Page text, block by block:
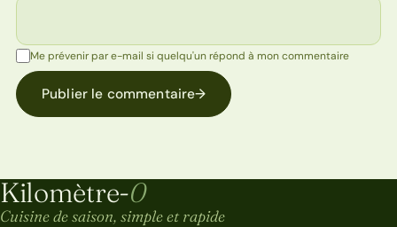
Me prévenir par e-mail si quelqu'un répond à mon commentaire
Publier le commentaire→
Kilomètre-0
Kilomètre-0
Cuisine de saison, simple et rapide